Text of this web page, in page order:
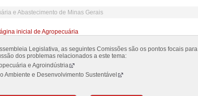
e Abastecimento de Minas Gerais
inicial de Agropecuária
Legislativa, as seguintes Comissões são os pontos focais para
dos problemas relacionados a este tema:
e Agroindústria
Ambiente e Desenvolvimento Sustentável